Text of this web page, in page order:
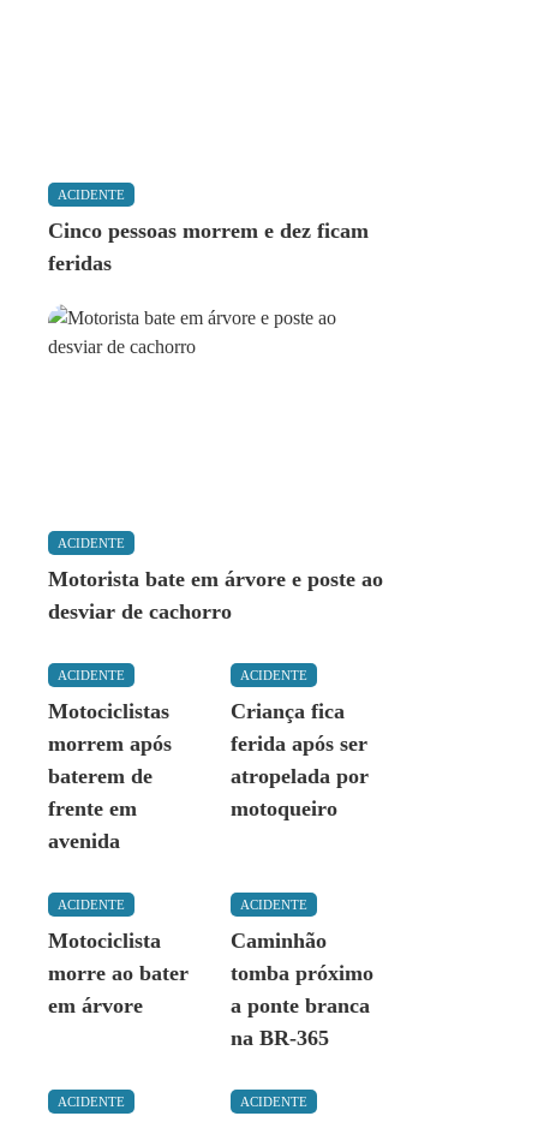
ACIDENTE
Cinco pessoas morrem e dez ficam
feridas
ACIDENTE
Motorista bate em árvore e poste ao
desviar de cachorro
ACIDENTE
Motociclistas
morrem após
baterem de
frente em
avenida
ACIDENTE
Criança fica
ferida após ser
atropelada por
motoqueiro
ACIDENTE
Motociclista
morre ao bater
em árvore
ACIDENTE
Caminhão
tomba próximo
a ponte branca
na BR-365
ACIDENTE ACIDENTE